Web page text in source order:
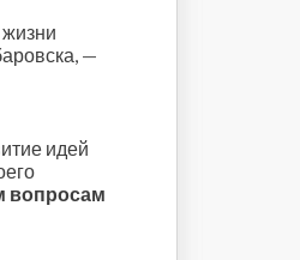
—
идей
вопросам